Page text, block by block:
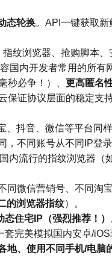
态轮换。API一键获取新
指纹浏览器、抢购脚本
容国内开发者常用的所有
秒必争！）、 更高匿名
保证协议层面的稳定支持
、抖音、微信等平台同
不同账号从不同IP登
国内流行的指纹浏览器
同微信营销号、不同淘
的浏览器指纹）。
住宅IP（强烈推荐！）
完美模拟国内安卓/iOS
地、使用不同手机/电脑